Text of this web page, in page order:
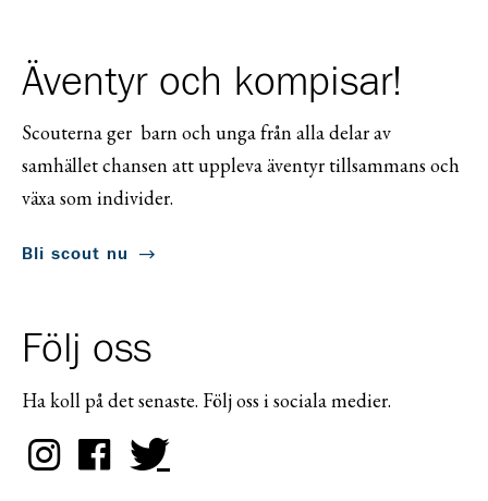
Äventyr och kompisar!
Scouterna ger barn och unga från alla delar av
samhället chansen att uppleva äventyr tillsammans och
växa som individer.
Bli scout nu
Följ oss
Ha koll på det senaste. Följ oss i sociala medier.